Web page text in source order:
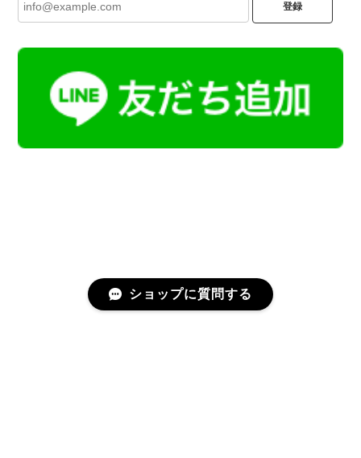
登録
ショップに質問する